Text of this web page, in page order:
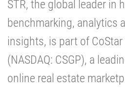
STR, the global leader in
benchmarking, analytics
insights, is part of CoStar
(NASDAQ: CSGP), a
online real estate